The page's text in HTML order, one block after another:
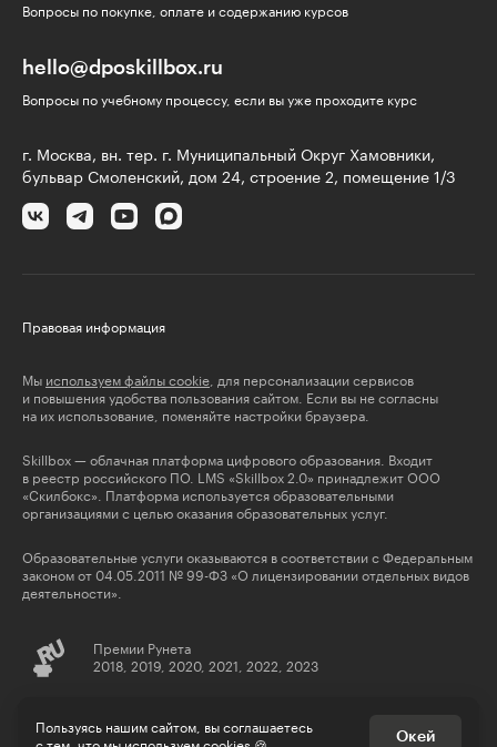
Вопросы по покупке, оплате и содержанию курсов
hello@dposkillbox.ru
Вопросы по учебному процессу, если вы уже проходите курс
г. Москва, вн. тер. г. Муниципальный Округ Хамовники,
бульвар Смоленский, дом 24, строение 2, помещение 1/3
Правовая информация
Мы используем файлы cookie , для персонализации сервисов
и повышения удобства пользования сайтом. Если вы не согласны
на их использование, поменяйте настройки браузера.
Skillbox — облачная платформа цифрового образования. Входит
в реестр российского ПО. LMS «Skillbox 2.0» принадлежит ООО
«Скилбокс». Платформа используется образовательными
организациями с целью оказания образовательных услуг.
Образовательные услуги оказываются в соответствии с Федеральным
законом от 04.05.2011 № 99-ФЗ «О лицензировании отдельных видов
деятельности».
Премии Рунета
2018, 2019, 2020, 2021, 2022, 2023
© Skillbox, 2026
Пользуясь нашим сайтом, вы соглашаетесь
Окей